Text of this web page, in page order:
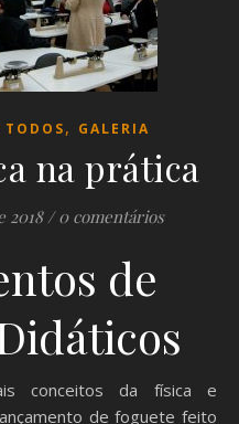
, GALERIA
na prática
2018 / 0 comentários
de
de foguete feito